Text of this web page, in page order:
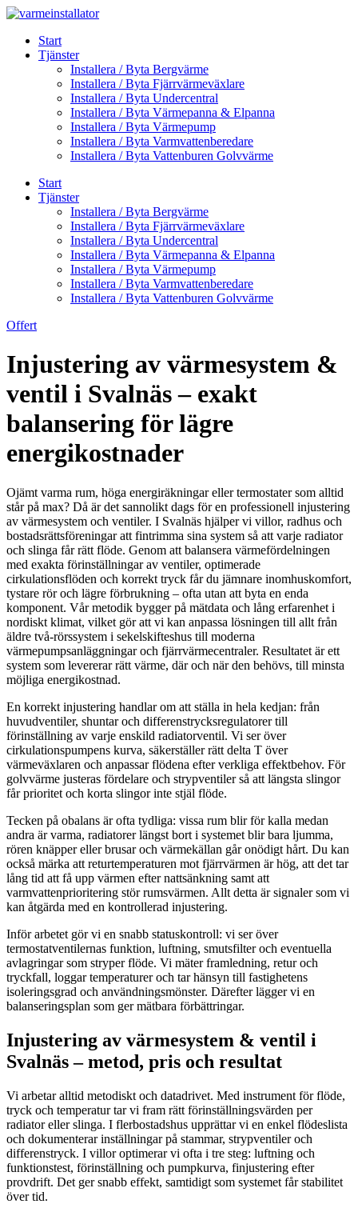
Skip
contentStart
Tjänster
Installera / Byta Bergvärme
Installera / Byta Fjärrvärmeväxlare
Installera / Byta Undercentral
Installera / Byta Värmepanna & Elpanna
Installera / Byta Värmepump
Installera / Byta Varmvattenberedare
Installera / Byta Vattenburen Golvvärme
Start
Tjänster
Installera / Byta Bergvärme
Installera / Byta Fjärrvärmeväxlare
Installera / Byta Undercentral
Installera / Byta Värmepanna & Elpanna
Installera / Byta Värmepump
Installera / Byta Varmvattenberedare
Installera / Byta Vattenburen Golvvärme
Offert
Injustering av värmesystem &
ventil i Svalnäs – exakt
balansering för lägre
energikostnader
Ojämt varma rum, höga energiräkningar eller termostater som alltid
står på max? Då är det sannolikt dags för en professionell injustering
av värmesystem och ventiler. I Svalnäs hjälper vi villor, radhus och
bostadsrättsföreningar att fintrimma sina system så att varje radiator
och slinga får rätt flöde. Genom att balansera värmefördelningen
med exakta förinställningar av ventiler, optimerade
cirkulationsflöden och korrekt tryck får du jämnare inomhuskomfort,
tystare rör och lägre förbrukning – ofta utan att byta en enda
komponent. Vår metodik bygger på mätdata och lång erfarenhet i
nordiskt klimat, vilket gör att vi kan anpassa lösningen till allt från
äldre två-rörssystem i sekelskifteshus till moderna
värmepumpsanläggningar och fjärrvärmecentraler. Resultatet är ett
system som levererar rätt värme, där och när den behövs, till minsta
möjliga energikostnad.
En korrekt injustering handlar om att ställa in hela kedjan: från
huvudventiler, shuntar och differenstrycksregulatorer till
förinställning av varje enskild radiatorventil. Vi ser över
cirkulationspumpens kurva, säkerställer rätt delta T över
värmeväxlaren och anpassar flödena efter verkliga effektbehov. För
golvvärme justeras fördelare och strypventiler så att längsta slingor
får prioritet och korta slingor inte stjäl flöde.
Tecken på obalans är ofta tydliga: vissa rum blir för kalla medan
andra är varma, radiatorer längst bort i systemet blir bara ljumma,
rören knäpper eller brusar och värmekällan går onödigt hårt. Du kan
också märka att returtemperaturen mot fjärrvärmen är hög, att det tar
lång tid att få upp värmen efter natt­sänkning samt att
varmvattenprioritering stör rumsvärmen. Allt detta är signaler som vi
kan åtgärda med en kontrollerad injustering.
Inför arbetet gör vi en snabb statuskontroll: vi ser över
termostatventilernas funktion, luftning, smutsfilter och eventuella
avlagringar som stryper flöde. Vi mäter framledning, retur och
tryckfall, loggar temperaturer och tar hänsyn till fastighetens
isoleringsgrad och användningsmönster. Därefter lägger vi en
balanseringsplan som ger mätbara förbättringar.
Injustering av värmesystem & ventil i
Svalnäs – metod, pris och resultat
Vi arbetar alltid metodiskt och datadrivet. Med instrument för flöde,
tryck och temperatur tar vi fram rätt förinställningsvärden per
radiator eller slinga. I flerbostadshus upprättar vi en enkel flödeslista
och dokumenterar inställningar på stammar, strypventiler och
differenstryck. I villor optimerar vi ofta i tre steg: luftning och
funktionstest, förinställning och pumpkurva, finjustering efter
provdrift. Det ger snabb effekt, samtidigt som systemet får stabilitet
över tid.